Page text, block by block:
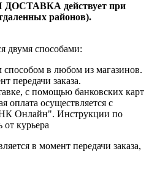
действует при
районов).
двумя способами:
в любом из магазинов.
передачи заказа.
с помощью банковских карт
оплата осуществляется с
Онлайн". Инструкции по
курьера
в момент передачи заказа,